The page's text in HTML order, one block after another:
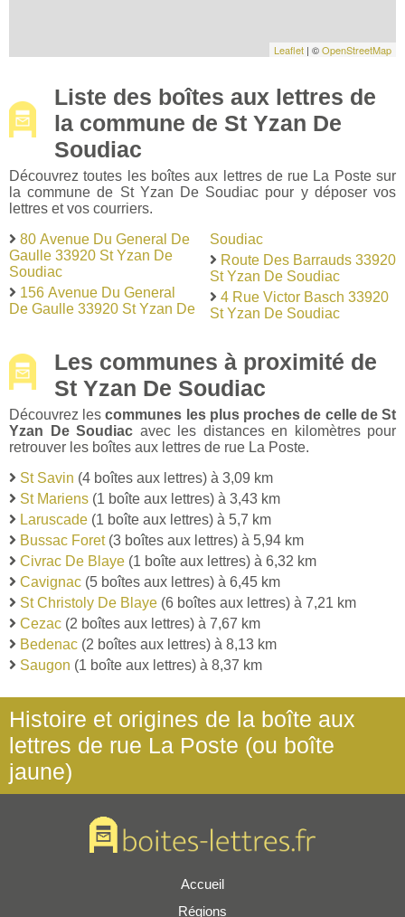
Leaflet | ©OpenStreetMap
Liste des boîtes aux lettres de
la commune de St Yzan De
Soudiac
Découvrez toutes les boîtes aux lettres de rue La Poste sur
la commune de St Yzan De Soudiac pour y déposer vos
lettres et vos courriers.
80 Avenue Du General De
Gaulle 33920 St Yzan De
Soudiac
156 Avenue Du General
De Gaulle 33920 St Yzan De
Soudiac
Route Des Barrauds 33920
St Yzan De Soudiac
4 Rue Victor Basch 33920
St Yzan De Soudiac
Les communes à proximité de
St Yzan De Soudiac
Découvrez lescommunes les plus proches de celle de St
Yzan De Soudiac avec les distances en kilomètres pour
retrouver les boîtes aux lettres de rue La Poste.
St Savin (4 boîtes aux lettres) à 3,09 km
St Mariens (1 boîte aux lettres) à 3,43 km
Laruscade (1 boîte aux lettres) à 5,7 km
Bussac Foret(3 boîtes aux lettres) à 5,94 km
Civrac De Blaye (1 boîte aux lettres) à 6,32 km
Cavignac (5 boîtes aux lettres) à 6,45 km
St Christoly De Blaye (6 boîtes aux lettres) à 7,21 km
Cezac (2 boîtes aux lettres) à 7,67 km
Bedenac (2 boîtes aux lettres) à 8,13 km
Saugon (1 boîte aux lettres) à 8,37 km
Histoire et origines de la boîte aux
lettres de rue La Poste (ou boîte
jaune)
Accueil
Régions